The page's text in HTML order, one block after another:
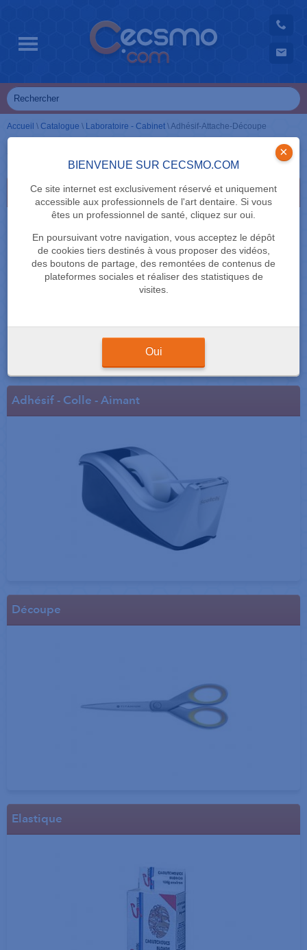
BIENVENUE SUR CECSMO.COM
Ce site internet est exclusivement réservé et uniquement
accessible aux professionnels de l'art dentaire. Si vous
êtes un professionnel de santé, cliquez sur oui.
En poursuivant votre navigation, vous acceptez le dépôt
de cookies tiers destinés à vous proposer des vidéos,
des boutons de partage, des remontées de contenus de
plateformes sociales et réaliser des statistiques de
visites.
×
Oui
Accueil \ Catalogue \ Laboratoire - Cabinet \Adhésif-Attache-Découpe
Attache - Perforation
Adhésif - Colle - Aimant
Découpe
Elastique